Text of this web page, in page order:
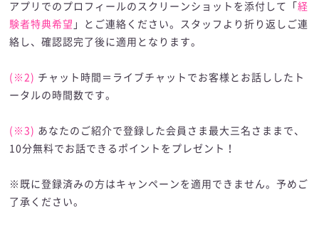
アプリでのプロフィールのスクリーンショットを添付して「経
験者特典希望 」とご連絡ください。スタッフより折り返しご連
絡し、確認認完了後に適用となります。
(※2) チャット時間＝ライブチャットでお客様とお話ししたト
ータルの時間数です。
(※3) あなたのご紹介で登録した会員さま最大三名さままで、
10分無料でお話できるポイントをプレゼント！
※既に登録済みの方はキャンペーンを適用できません。予めご
了承ください。